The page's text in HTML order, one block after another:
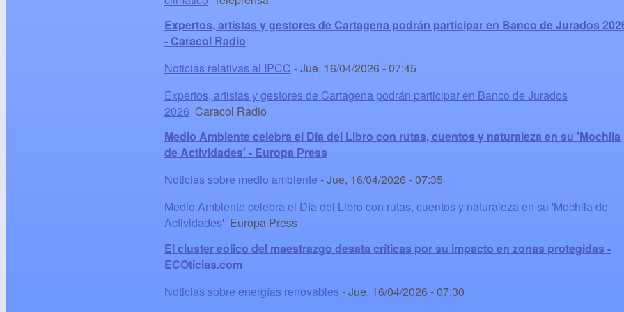
Expertos, artistas y gestores de Cartagena podrán participar en Banco de Jurados
- Caracol Radio
Noticias relativas al IPCC -Jue, 16/04/2026 - 07:45
Expertos, artistas y gestores de Cartagena podrán participar en Banco de Jurados
2026 Caracol Radio
Medio Ambiente celebra el Día del Libro con rutas, cuentos y naturaleza en su 'Mochila
de Actividades' - Europa Press
Noticias sobre medio ambiente -Jue, 16/04/2026 - 07:35
Medio Ambiente celebra el Día del Libro con rutas, cuentos y naturaleza en su 'Mochila de
Actividades' Europa Press
El cluster eolico del maestrazgo desata críticas por su impacto en zonas protegidas -
ECOticias.com
Noticias sobre energías renovables -Jue, 16/04/2026 - 07:30